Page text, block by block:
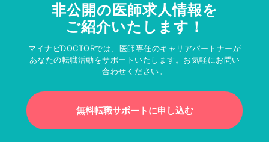
非公開の医師求人情報を
ご紹介いたします！
マイナビDOCTORでは、医師専任のキャリアパートナーが
あなたの転職活動をサポートいたします。お気軽にお問い
合わせください。
無料転職サポートに申し込む